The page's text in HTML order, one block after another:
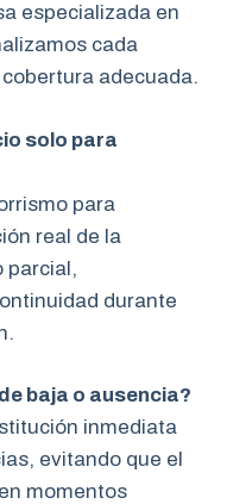
especializada en
cada
adecuada.
solo para
para
real de la
parcial,
durante
baja o ausencia?
inmediata
evitando que el
momentos